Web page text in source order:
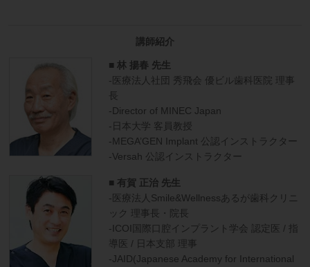
講師紹介
■ 林 揚春 先生
-医療法人社団 秀飛会 優ビル歯科医院 理事
長
-Director of MINEC Japan
-日本大学 客員教授
-MEGA’GEN Implant 公認インストラクター
-Versah 公認インストラクター
■ 有賀 正治 先生
-医療法人Smile&Wellnessあるが歯科クリニ
ック 理事長・院長
-ICOI国際口腔インプラント学会 認定医 / 指
導医 / 日本支部 理事
-JAID(Japanese Academy for International